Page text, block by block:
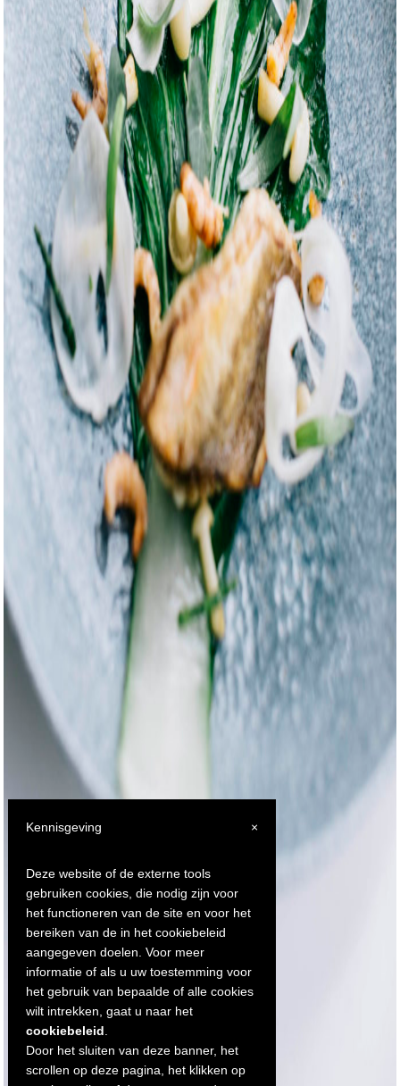
×
Kennisgeving
Deze website of de externe tools
gebruiken cookies, die nodig zijn voor
het functioneren van de site en voor het
bereiken van de in het cookiebeleid
aangegeven doelen. Voor meer
informatie of als u uw toestemming voor
het gebruik van bepaalde of alle cookies
wilt intrekken, gaat u naar het
cookiebeleid
Door het sluiten van deze banner, het
scrollen op deze pagina, het klikken op